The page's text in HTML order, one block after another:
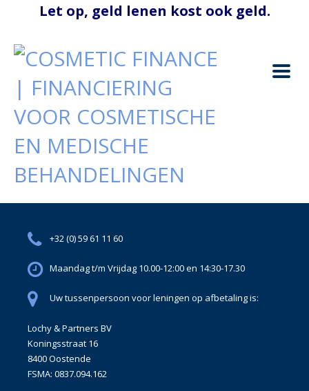
+32 (0) 59 61 11 60
Maandag t/m Vrijdag 10.00-12:00 en 14:30-17.30
Uw tussenpersoon voor leningen op afbetaling is:
Lochy & Partners BV
Koningsstraat 16
8400 Oostende
FSMA: 0837.094.162